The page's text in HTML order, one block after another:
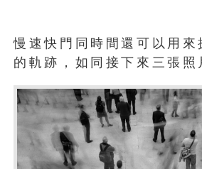
慢速快門同時間還可以用來
的軌跡，如同接下來三張照